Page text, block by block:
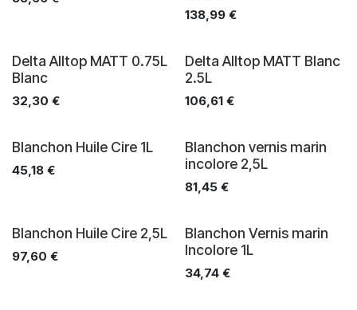
138,99€
Delta Alltop MATT 0.75L
Blanc
32,30 €
Delta Alltop MATT Blanc
2.5L
106,61€
Blanchon Huile Cire 1L
45,18 €
Blanchon vernis marin
incolore 2,5L
81,45€
Blanchon Huile Cire 2,5L
97,60 €
Blanchon Vernis marin
Incolore 1L
34,74€